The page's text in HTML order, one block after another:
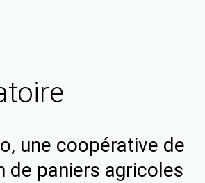
une coopérative de
de paniers agricoles